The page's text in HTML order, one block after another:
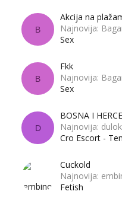
B
Akcija na
Najnovija:
Sex
B
Fkk
Najnovija:
Sex
D
BOSNA I
Najnovija:
Cro Escort -
Cuckold
Najnovija:
Fetish